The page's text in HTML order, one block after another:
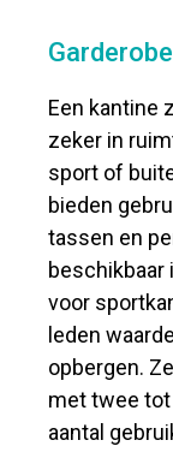
Een kantine
zeker in
sport of
bieden
tassen en
beschikbaar
voor
leden
opbergen.
met twee tot
aantal